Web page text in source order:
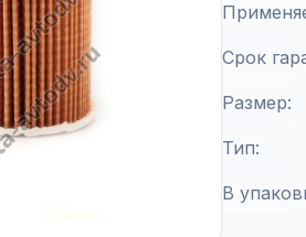
Срок
Размер
Тип
В